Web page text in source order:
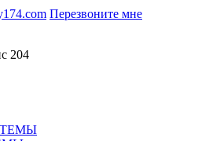
Перезвоните мне
204